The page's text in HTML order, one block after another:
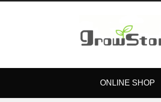
ONLINE SHOP